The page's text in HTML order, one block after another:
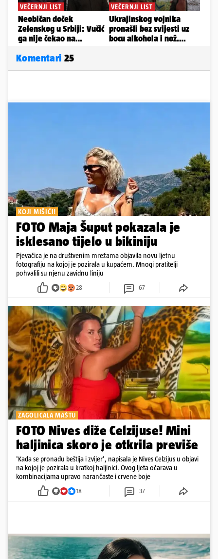
Komentari 25
KOJI MIŠIĆI!
FOTO Maja Šuput pokazala je
isklesano tijelo u bikiniju
Pjevačica je na društvenim mrežama objavila novu ljetnu
fotografiju na kojoj je pozirala u kupaćem. Mnogi pratitelji
pohvalili su njenu zavidnu liniju
28 67
ZAGOLICALA MAŠTU
FOTO Nives diže Celzijuse! Mini
haljinica skoro je otkrila previše
'Kada se pronađu beštija i zvijer', napisala je Nives Celzijus u objavi
na kojoj je pozirala u kratkoj haljinici. Ovog ljeta očarava u
kombinacijama upravo narančaste i crvene boje
18 37